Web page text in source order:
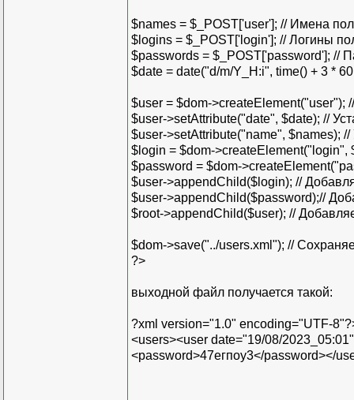
$names = $_POST['user']; // Имена
$logins = $_POST['login']; // Логины
$passwords = $_POST['password']; //
$date = date("d/m/Y_H:i", time() + 3 *
$user = $dom->createElement("user");
$user->setAttribute("date", $date); //
$user->setAttribute("name", $names);
$login = $dom->createElement("login",
$password = $dom-
$user->appendChild($login); //
$user->appendChild($password);//
$root->appendChild($user); //
$dom->save("../users.xml"); //
?>
выходной файл получается такой:
?xml version="1.0" encoding="UTF-
<users><user date="19/08/
<password>47егпоу3</password></